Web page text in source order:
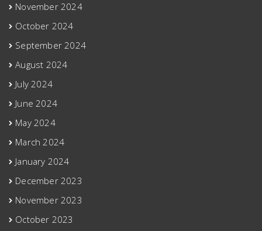
November 2024
October 2024
September 2024
August 2024
July 2024
June 2024
May 2024
March 2024
January 2024
December 2023
November 2023
October 2023